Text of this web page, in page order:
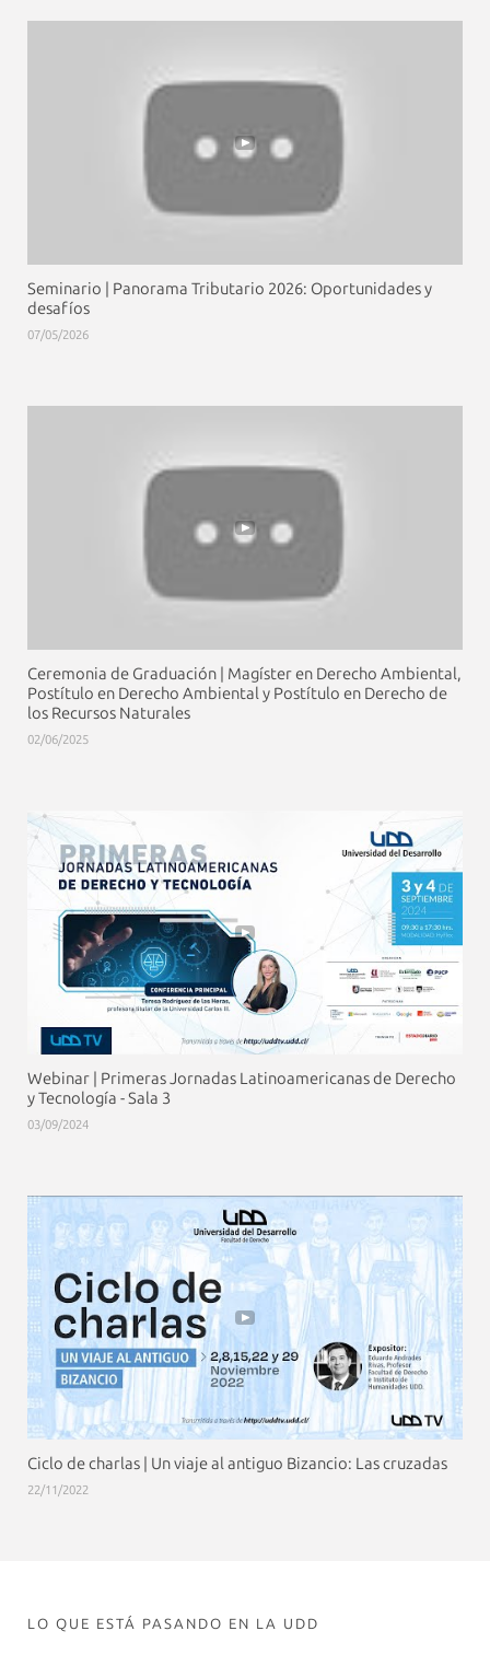
Seminario | Panorama Tributario 2026: Oportunidades y
desafíos
07/05/2026
Ceremonia de Graduación | Magíster en Derecho Ambiental,
Postítulo en Derecho Ambiental y Postítulo en Derecho de
los Recursos Naturales
02/06/2025
Webinar | Primeras Jornadas Latinoamericanas de Derecho
y Tecnología - Sala 3
03/09/2024
Ciclo de charlas | Un viaje al antiguo Bizancio: Las cruzadas
22/11/2022
LO QUE ESTÁ PASANDO EN LA UDD